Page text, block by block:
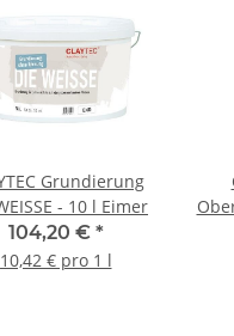
Grundierung
- 10 l Eimer
104,20 € *
10,42 € pro 1 l